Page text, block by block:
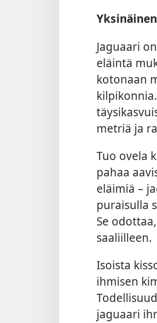
Jaguaari
eläintä
kotonaan
metriä ja
Tuo ovela
pahaa
eläimiä –
puraisulla
Se
saaliilleen.
Isoista
ihmisen
jaguaari